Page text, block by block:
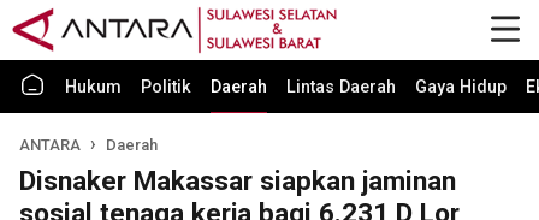
Hukum Politik Daerah Lintas Daerah Gaya Hidup
ANTARA Daerah
Disnaker Makassar siapkan jaminan
sosial tenaga kerja bagi 6.231 D Lor